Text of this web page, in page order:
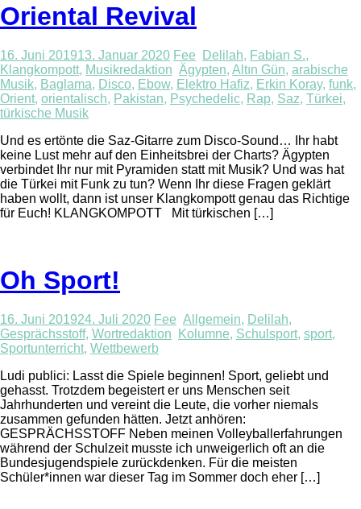
Oriental Revival
16. Juni 201913. Januar 2020 Fee Delilah, Fabian S.,
Klangkompott, Musikredaktion Ägypten, Altın Gün, arabische
Musik, Baglama, Disco, Ebow, Elektro Hafiz, Erkin Koray, funk,
Orient, orientalisch, Pakistan, Psychedelic, Rap, Saz, Türkei,
türkische Musik
Und es ertönte die Saz-Gitarre zum Disco-Sound… Ihr habt
keine Lust mehr auf den Einheitsbrei der Charts? Ägypten
verbindet Ihr nur mit Pyramiden statt mit Musik? Und was hat
die Türkei mit Funk zu tun? Wenn Ihr diese Fragen geklärt
haben wollt, dann ist unser Klangkompott genau das Richtige
für Euch! KLANGKOMPOTT Mit türkischen […]
Oh Sport!
16. Juni 201924. Juli 2020 Fee Allgemein, Delilah,
Gesprächsstoff, Wortredaktion Kolumne, Schulsport, sport,
Sportunterricht, Wettbewerb
Ludi publici: Lasst die Spiele beginnen! Sport, geliebt und
gehasst. Trotzdem begeistert er uns Menschen seit
Jahrhunderten und vereint die Leute, die vorher niemals
zusammen gefunden hätten. Jetzt anhören:
GESPRÄCHSSTOFF Neben meinen Volleyballerfahrungen
während der Schulzeit musste ich unweigerlich oft an die
Bundesjugendspiele zurückdenken. Für die meisten
Schüler*innen war dieser Tag im Sommer doch eher […]